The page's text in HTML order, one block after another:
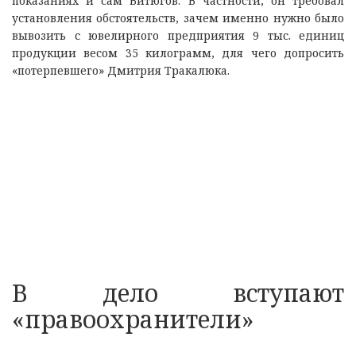
установления обстоятельств, зачем именно нужно было
вывозить с ювелирного предприятия 9 тыс. единиц
продукции весом 35 килограмм, для чего допросить
«потерпевшего» Дмитрия Тракалюка.
В дело вступают
«правоохранители»